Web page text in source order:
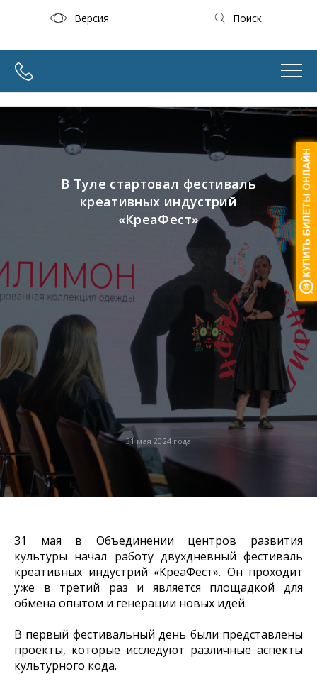
Версия Поиск
31 мая 2024 года
В Туле стартовал фестиваль
креативных индустрий
«КреаФест»
31 мая в Объединении центров развития
культуры начал работу двухдневный фестиваль
креативных индустрий «КреаФест». Он проходит
уже в третий раз и является площадкой для
обмена опытом и генерации новых идей.
В первый фестивальный день были представлены
проекты, которые исследуют различные аспекты
культурного кода.